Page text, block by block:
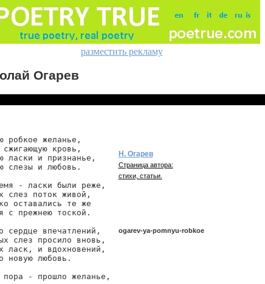
разместить рекламу
Огарев
робкое желанье,
кровь,
ласки и признанье,
слезы и любовь.
- ласки были реже,
слез поток живой,
оставались те же
с прежнею тоской.
сердце впечатлений,
слез просило вновь,
ласк, и вдохновений,
новую любовь.
пора - прошло желанье,
Н. Огарев
Страница автора:
стихи, статьи.
ogarev-ya-pomnyu-robkoe